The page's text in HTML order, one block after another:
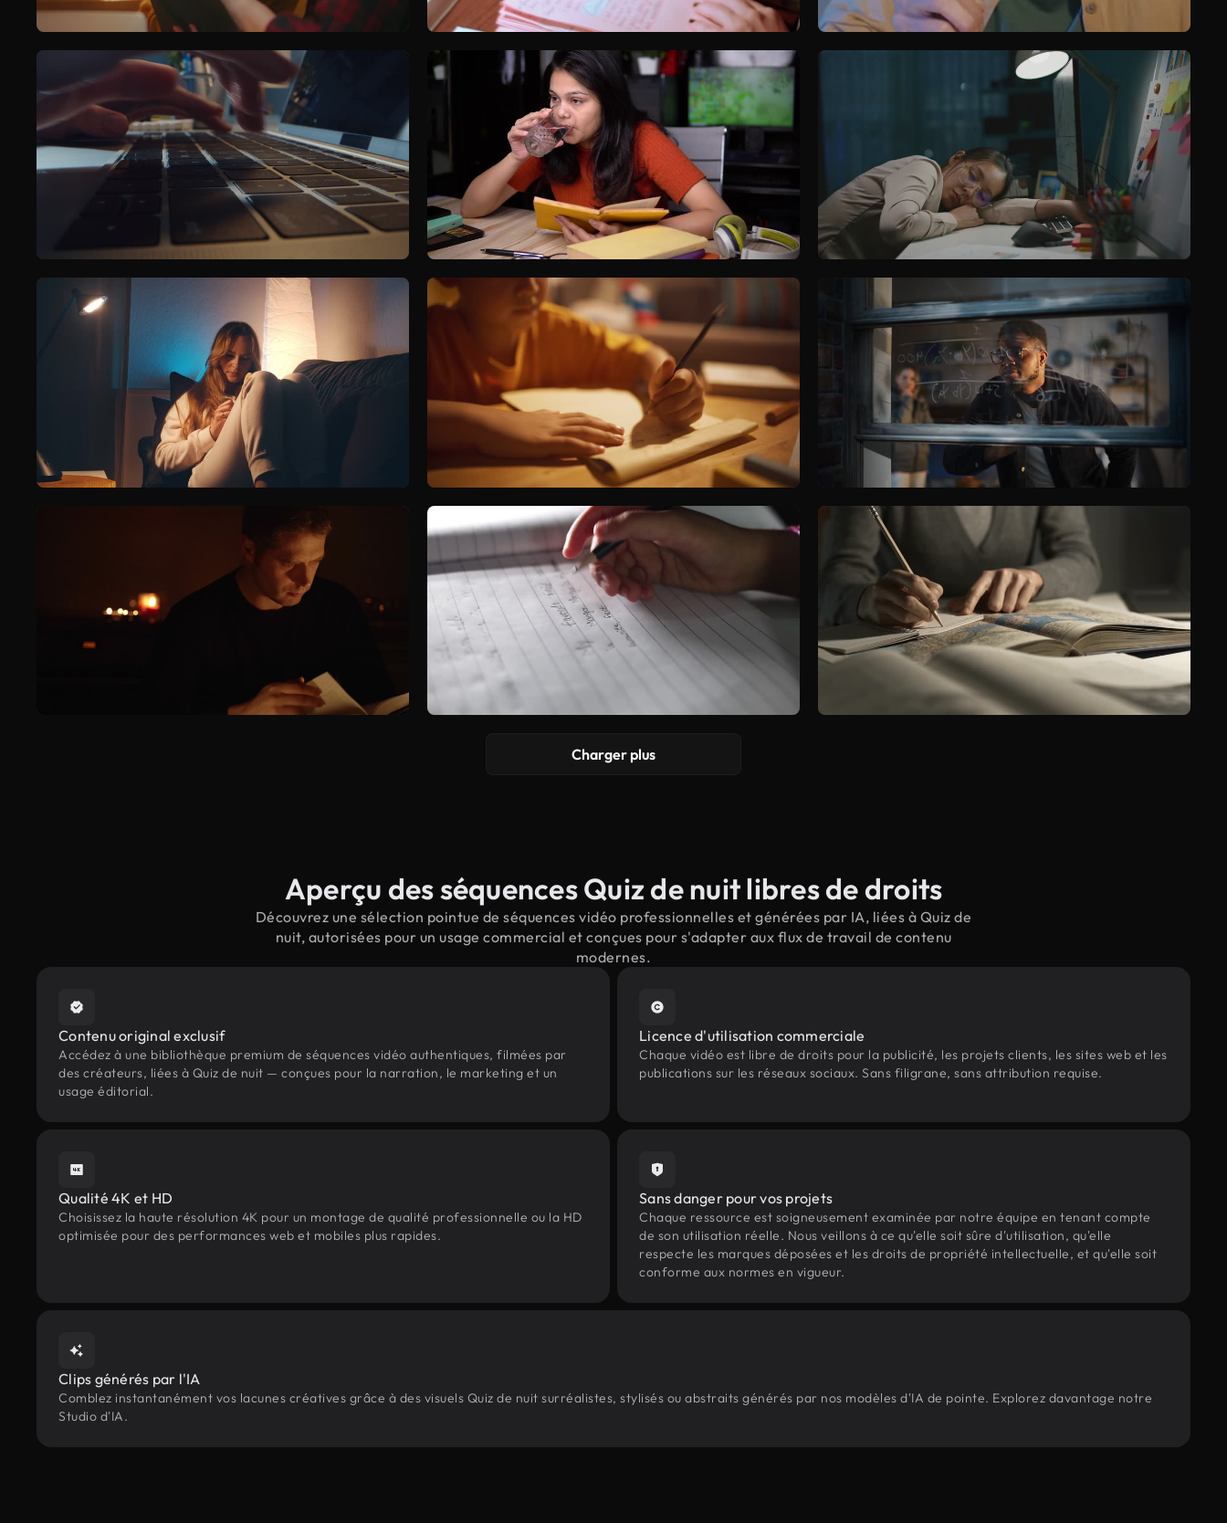
Charger plus
Aperçu des séquences Quiz de nuit libres de droits
Découvrez une sélection pointue de séquences vidéo professionnelles et générées par IA, liées à Quiz de
nuit, autorisées pour un usage commercial et conçues pour s'adapter aux flux de travail de contenu
modernes.
Contenu original exclusif
Accédez à une bibliothèque premium de séquences vidéo authentiques, filmées par
des créateurs, liées à Quiz de nuit — conçues pour la narration, le marketing et un
usage éditorial.
Licence d'utilisation commerciale
Chaque vidéo est libre de droits pour la publicité, les projets clients, les sites web et les
publications sur les réseaux sociaux. Sans filigrane, sans attribution requise.
Qualité 4K et HD
Choisissez la haute résolution 4K pour un montage de qualité professionnelle ou la HD
optimisée pour des performances web et mobiles plus rapides.
Sans danger pour vos projets
Chaque ressource est soigneusement examinée par notre équipe en tenant compte
de son utilisation réelle. Nous veillons à ce qu'elle soit sûre d'utilisation, qu'elle
respecte les marques déposées et les droits de propriété intellectuelle, et qu'elle soit
conforme aux normes en vigueur.
Clips générés par l'IA
Comblez instantanément vos lacunes créatives grâce à des visuels Quiz de nuit surréalistes, stylisés ou abstraits générés par nos modèles d'IA de pointe. Explorez davantage notre
Studio d'IA.